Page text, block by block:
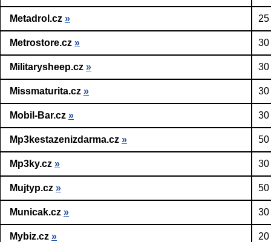
Metadrol.cz »
Metrostore.cz » 30
Militarysheep.cz » 30
Missmaturita.cz » 30
Mobil-Bar.cz » 30
Mp3kestazenizdarma.cz » 50
Mp3ky.cz » 30
Mujtyp.cz » 50
Municak.cz » 30
Mybiz.cz »